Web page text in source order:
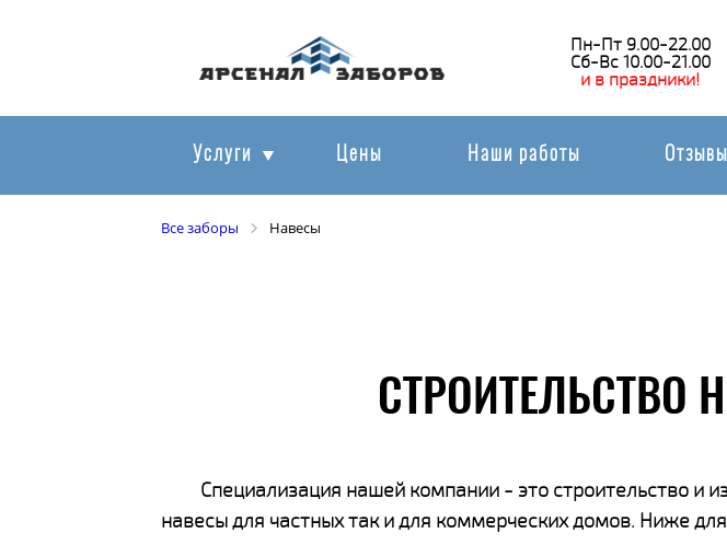
Пн-Пт 9.00-22.00
Сб-Вс 10.00-21.00
и в праздники!
Услуги Цены Наши работы Отзывы
Все заборы Навесы
СТРОИТЕЛЬСТВО
Специализация нашей компании - это строительство и
навесы для частных так и для коммерческих домов. Ниже